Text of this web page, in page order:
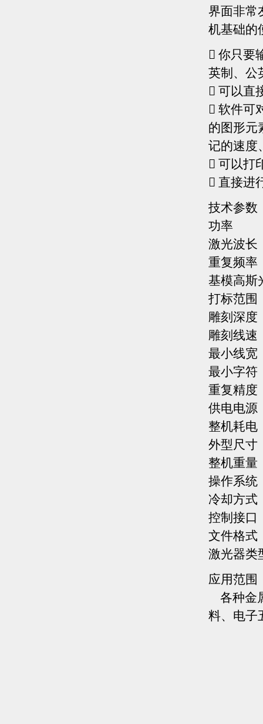
界面非常
机基础的
 你只要
英制、公
 可以直
 软件可
的图形元
记的速度
 可以打
 直接进
技术参数
功
激光波
重复
基模
打标范
雕刻
雕刻
最小
最小
重复
供电
整机
外型尺
整机
操作
冷却
控制
文件格
激光器
应用范围
各种金
料、电子